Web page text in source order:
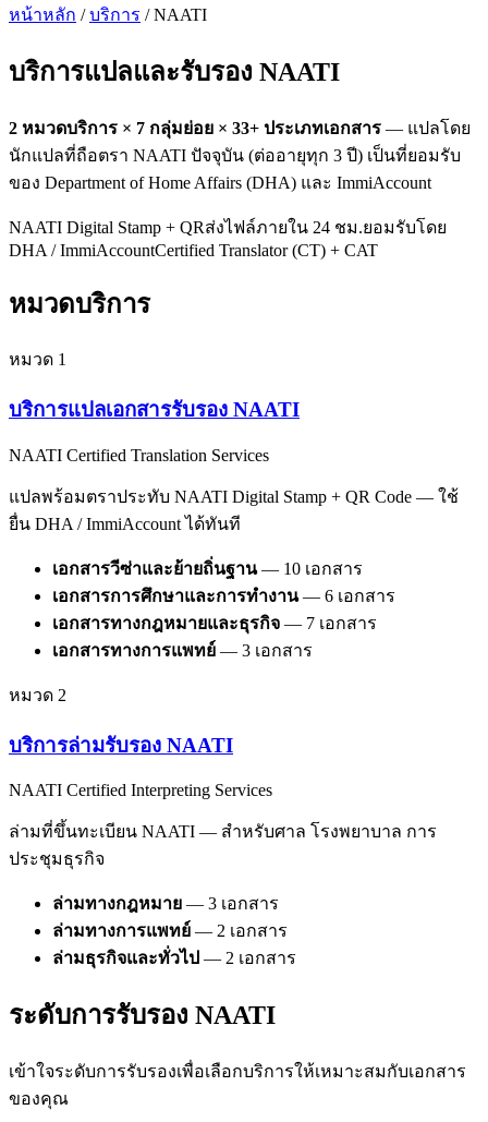
หน้าหลัก / บริการ / NAATI
บริการแปลและรับรอง NAATI
2 หมวดบริการ × 7 กลุ่มย่อย × 33+ ประเภทเอกสาร — แปลโดย
นักแปลที่ถือตรา NAATI ปัจจุบัน (ต่ออายุทุก 3 ปี) เป็นที่ยอมรับ
ของ Department of Home Affairs (DHA) และ ImmiAccount
NAATI Digital Stamp + QRส่งไฟล์ภายใน 24 ชม.ยอมรับโดย
DHA / ImmiAccountCertified Translator (CT) + CAT
หมวดบริการ
หมวด 1
บริการแปลเอกสารรับรอง NAATI
NAATI Certified Translation Services
แปลพร้อมตราประทับ NAATI Digital Stamp + QR Code — ใช้
ยื่น DHA / ImmiAccount ได้ทันที
เอกสารวีซ่าและย้ายถิ่นฐาน— 10 เอกสาร
เอกสารการศึกษาและการทำงาน— 6 เอกสาร
เอกสารทางกฎหมายและธุรกิจ — 7 เอกสาร
เอกสารทางการแพทย์ — 3 เอกสาร
หมวด 2
บริการล่ามรับรอง NAATI
NAATI Certified Interpreting Services
ล่ามที่ขึ้นทะเบียน NAATI — สำหรับศาล โรงพยาบาล การ
ประชุมธุรกิจ
ล่ามทางกฎหมาย — 3 เอกสาร
ล่ามทางการแพทย์ — 2 เอกสาร
ล่ามธุรกิจและทั่วไป — 2 เอกสาร
ระดับการรับรอง NAATI
เข้าใจระดับการรับรองเพื่อเลือกบริการให้เหมาะสมกับเอกสาร
ของคุณ